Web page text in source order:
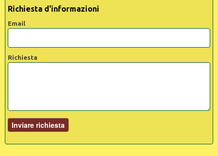
Richiesta d'informazioni
Email
Richiesta